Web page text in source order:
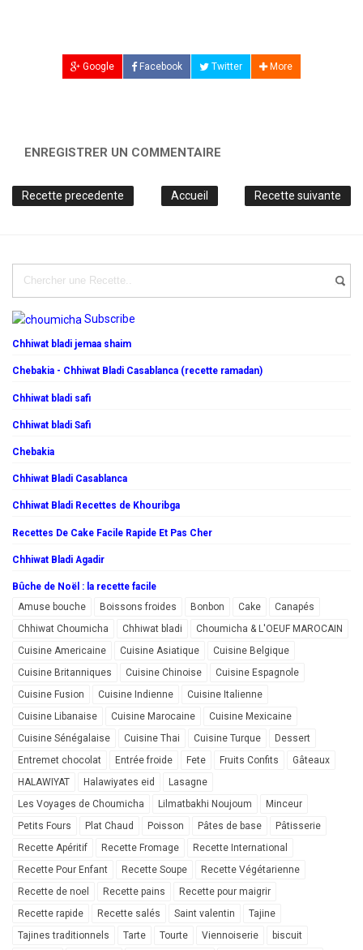
Google Facebook Twitter More
ENREGISTRER UN COMMENTAIRE
Recette precedente Recette suivante
Accueil
Subscribe
Chhiwat bladi jemaa shaim
Chebakia - Chhiwat Bladi Casablanca (recette ramadan)
Chhiwat bladi safi
Chhiwat bladi Safi
Chebakia
Chhiwat Bladi Casablanca
Chhiwat Bladi Recettes de Khouribga
Recettes De Cake Facile Rapide Et Pas Cher
Chhiwat Bladi Agadir
Bûche de Noël : la recette facile
Amuse bouche
Boissons froides Bonbon Cake
Canapés
Chhiwat Choumicha
Chhiwat bladi
Choumicha & L'OEUF MAROCAIN
Cuisine Americaine
Cuisine Asiatique
Cuisine Belgique
Cuisine Britanniques
Cuisine Chinoise
Cuisine Espagnole
Cuisine Fusion
Cuisine Indienne
Cuisine Italienne
Cuisine Libanaise
Cuisine Marocaine
Cuisine Mexicaine
Cuisine Sénégalaise
Cuisine Thai Cuisine Turque
Dessert
Entremet chocolat
Entrée froide Fete Fruits Confits
Gâteaux
HALAWIYAT
Halawiyates eid
Lasagne
Les Voyages de Choumicha
Lilmatbakhi Noujoum
Minceur
Petits Fours
Plat Chaud Poisson Pâtes de base
Pâtisserie
Recette Apéritif
Recette Fromage
Recette International
Recette Pour Enfant
Recette Soupe
Recette Végétarienne
Recette de noel
Recette pains
Recette pour maigrir
Recette rapide
Recette salés Saint valentin
Tajine
Tajines traditionnels
Tarte Tourte Viennoiserie biscuit